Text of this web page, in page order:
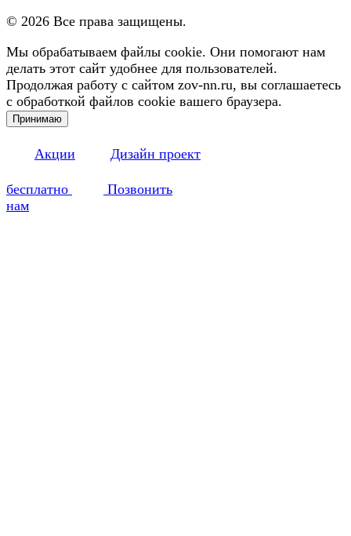
© 2026 Все права защищены.
Мы обрабатываем файлы cookie. Они помогают нам
делать этот сайт удобнее для пользователей.
Продолжая работу с сайтом zov-nn.ru, вы соглашаетесь
с обработкой файлов cookie вашего браузера.
Принимаю
Акции Дизайн проект
бесплатно
Позвонить
нам